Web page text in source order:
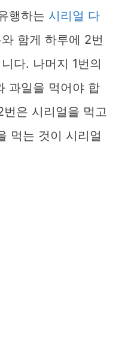
행하는 시리얼 다
함게 하루에 2번
다. 나머지 1번의
과일을 먹어야 합
은 시리얼을 먹고
먹는 것이 시리얼